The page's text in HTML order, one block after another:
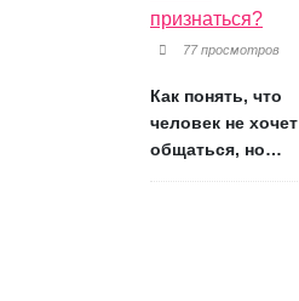
77 просмотров
Как понять, что
человек не хочет
общаться, но